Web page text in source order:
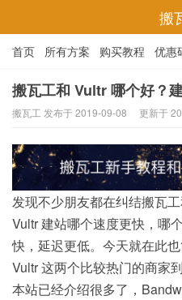
搬
首页 所有方案 购买教程 优惠
搬瓦工和 Vultr 哪个好？
搬瓦工 发布于 2019-09-08 更新于
发现不少朋友都在纠结搬瓦
Vultr 建站哪个速度更快，哪
快，延迟更低。今天就在此
Vultr 这两个比较热门的商家
本站已经介绍很多了，